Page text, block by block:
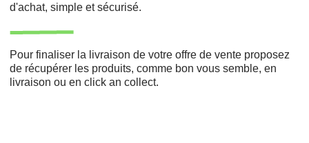
d'achat, simple et sécurisé.
Pour finaliser la livraison de votre offre de vente proposez
de récupérer les produits, comme bon vous semble, en
livraison ou en click an collect.